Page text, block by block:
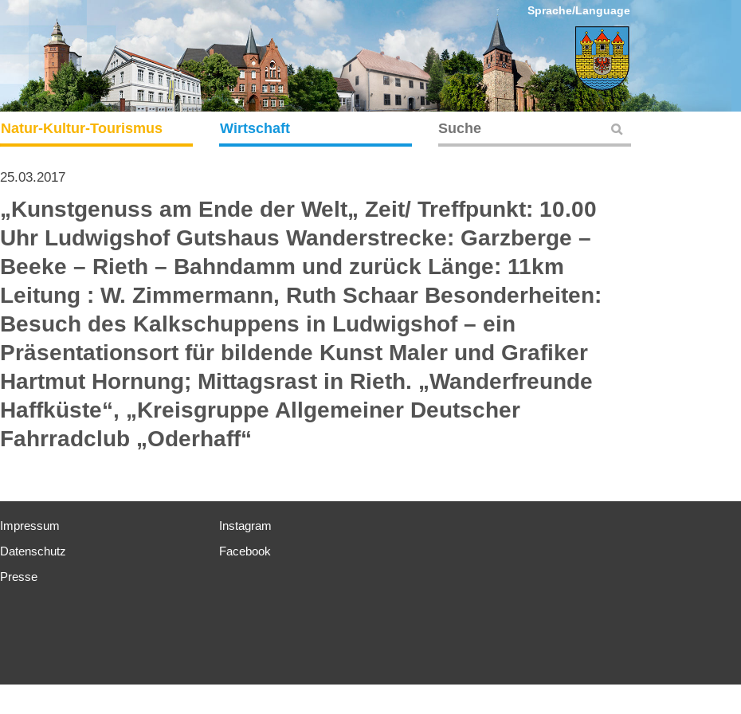
Sprache/Language
Natur-Kultur-Tourismus Wirtschaft
25.03.2017
„Kunstgenuss am Ende der Welt„ Zeit/ Treffpunkt: 10.00
Uhr Ludwigshof Gutshaus Wanderstrecke: Garzberge –
Beeke – Rieth – Bahndamm und zurück Länge: 11km
Leitung : W. Zimmermann, Ruth Schaar Besonderheiten:
Besuch des Kalkschuppens in Ludwigshof – ein
Präsentationsort für bildende Kunst Maler und Grafiker
Hartmut Hornung; Mittagsrast in Rieth. „Wanderfreunde
Haffküste“, „Kreisgruppe Allgemeiner Deutscher
Fahrradclub „Oderhaff“
Impressum
Datenschutz
Presse
Instagram
Facebook